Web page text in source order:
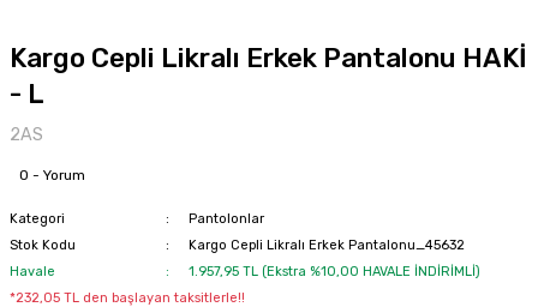
Kargo Cepli Likralı Erkek Pantalonu HAKİ
- L
2AS
0 - Yorum
Kategori
Pantolonlar
Stok Kodu
Kargo Cepli Likralı Erkek Pantalonu_45632
Havale
1.957,95 TL (Ekstra %10,00 HAVALE İNDİRİMLİ)
*232,05 TL den başlayan taksitlerle!!